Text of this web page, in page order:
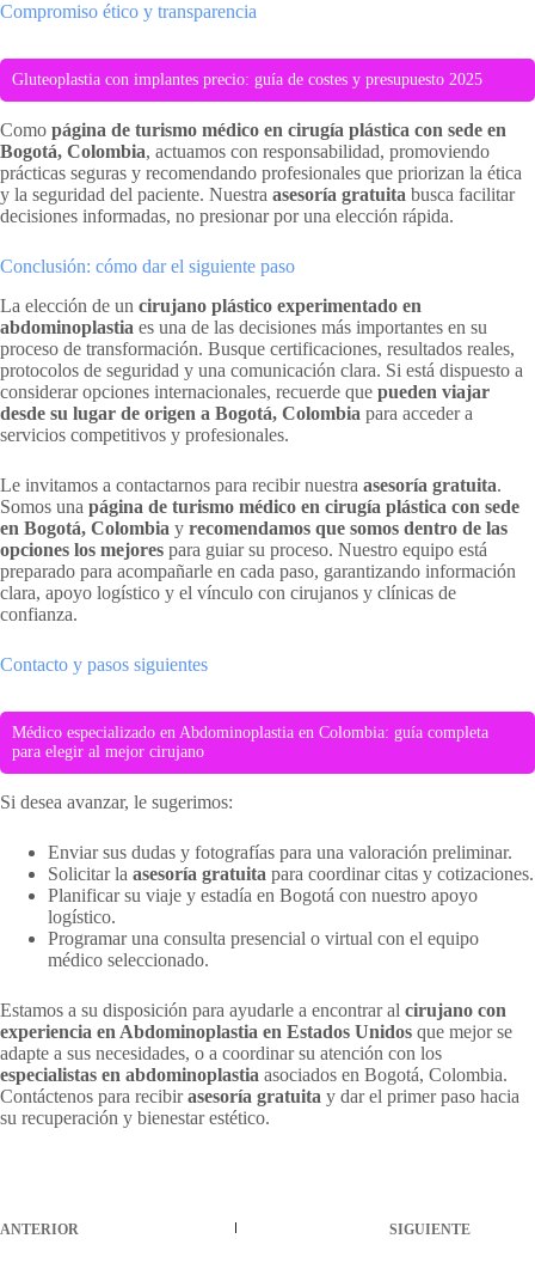
Compromiso ético y transparencia
Gluteoplastia con implantes precio: guía de costes y presupuesto 2025
Como página de turismo médico en cirugía plástica con sede en
Bogotá, Colombia, actuamos con responsabilidad, promoviendo
prácticas seguras y recomendando profesionales que priorizan la ética
y la seguridad del paciente. Nuestra asesoría gratuita busca facilitar
decisiones informadas, no presionar por una elección rápida.
Conclusión: cómo dar el siguiente paso
La elección de un cirujano plástico experimentado en
abdominoplastia es una de las decisiones más importantes en su
proceso de transformación. Busque certificaciones, resultados reales,
protocolos de seguridad y una comunicación clara. Si está dispuesto a
considerar opciones internacionales, recuerde que pueden viajar
desde su lugar de origen a Bogotá, Colombia para acceder a
servicios competitivos y profesionales.
Le invitamos a contactarnos para recibir nuestra asesoría gratuita.
Somos una página de turismo médico en cirugía plástica con sede
en Bogotá, Colombia y recomendamos que somos dentro de las
opciones los mejores para guiar su proceso. Nuestro equipo está
preparado para acompañarle en cada paso, garantizando información
clara, apoyo logístico y el vínculo con cirujanos y clínicas de
confianza.
Contacto y pasos siguientes
Médico especializado en Abdominoplastia en Colombia: guía completa
para elegir al mejor cirujano
Si desea avanzar, le sugerimos:
Enviar sus dudas y fotografías para una valoración preliminar.
Solicitar la asesoría gratuita para coordinar citas y cotizaciones.
Planificar su viaje y estadía en Bogotá con nuestro apoyo
logístico.
Programar una consulta presencial o virtual con el equipo
médico seleccionado.
Estamos a su disposición para ayudarle a encontrar al cirujano con
experiencia en Abdominoplastia en Estados Unidos que mejor se
adapte a sus necesidades, o a coordinar su atención con los
especialistas en abdominoplastia asociados en Bogotá, Colombia.
Contáctenos para recibirasesoría gratuita y dar el primer paso hacia
su recuperación y bienestar estético.
ANTERIOR SIGUIENTE